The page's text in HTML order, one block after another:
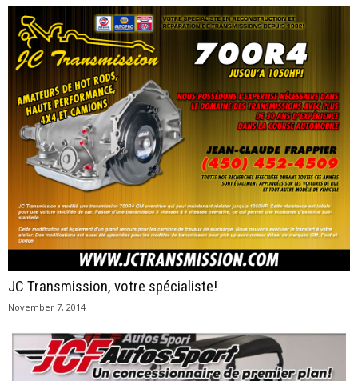
JC Transmission, votre spécialiste!
November 7, 2014